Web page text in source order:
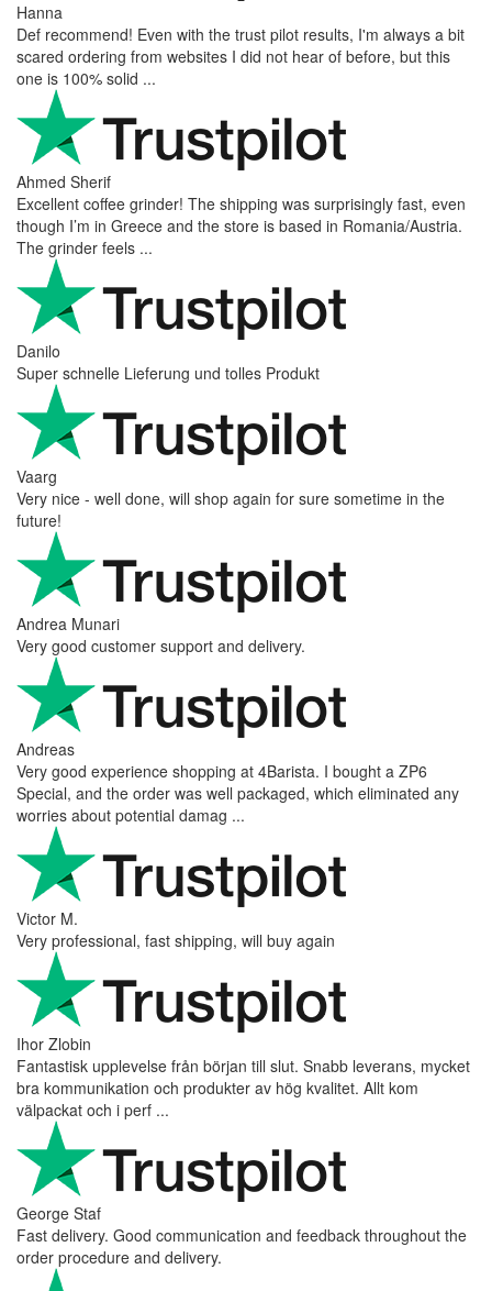
Hanna
Def recommend! Even with the trust pilot results, I'm always a bit
scared ordering from websites I did not hear of before, but this
one is 100% solid ...
Ahmed Sherif
Excellent coffee grinder! The shipping was surprisingly fast, even
though I’m in Greece and the store is based in Romania/Austria.
The grinder feels ...
Danilo
Super schnelle Lieferung und tolles Produkt
Vaarg
Very nice - well done, will shop again for sure sometime in the
future!
Andrea Munari
Very good customer support and delivery.
Andreas
Very good experience shopping at 4Barista. I bought a ZP6
Special, and the order was well packaged, which eliminated any
worries about potential damag ...
Victor M.
Very professional, fast shipping, will buy again
Ihor Zlobin
Fantastisk upplevelse från början till slut. Snabb leverans, mycket
bra kommunikation och produkter av hög kvalitet. Allt kom
välpackat och i perf ...
George Staf
Fast delivery. Good communication and feedback throughout the
order procedure and delivery.